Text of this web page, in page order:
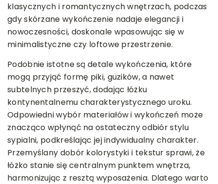
klasycznych i romantycznych wnętrzach, podczas
gdy skórzane wykończenie nadaje elegancji i
nowoczesności, doskonale wpasowując się w
minimalistyczne czy loftowe przestrzenie.
Podobnie istotne są detale wykończenia, które
mogą przyjąć formę piki, guzików, a nawet
subtelnych przeszyć, dodając łóżku
kontynentalnemu charakterystycznego uroku.
Odpowiedni wybór materiałów i wykończeń może
znacząco wpłynąć na ostateczny odbiór stylu
sypialni, podkreślając jej indywidualny charakter.
Przemyślany dobór kolorystyki i tekstur sprawi, że
łóżko stanie się centralnym punktem wnętrza,
harmonizując z resztą wyposażenia. Dlatego warto